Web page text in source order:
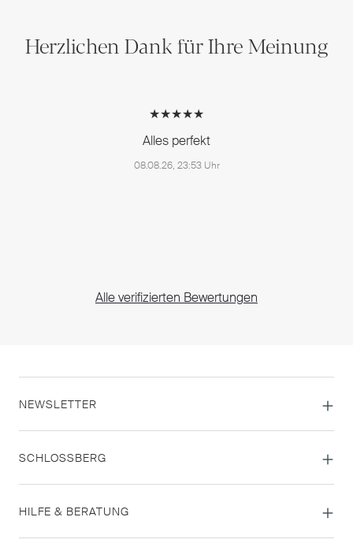
Herzlichen Dank für Ihre Meinung
★★★★★
Alles perfekt
08.08.26, 23:53 Uhr
Alle verifizierten Bewertungen
NEWSLETTER
SCHLOSSBERG
HILFE & BERATUNG